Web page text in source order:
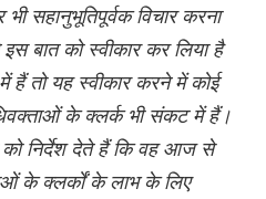
सहानुभूतिपूर्वक विचार करना
बात को स्वीकार कर लिया है
तो यह स्वीकार करने में कोई
के क्लर्क भी संकट में हैं।
निर्देश देते हैं कि वह आज से
के क्लर्कों के लाभ के लिए